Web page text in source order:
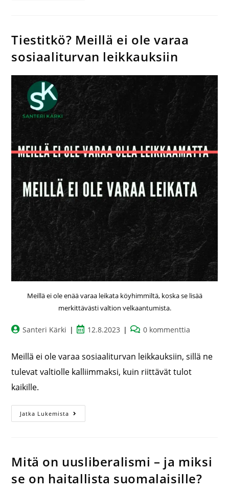
Tiestitkö? Meillä ei ole varaa
sosiaaliturvan leikkauksiin
Meillä ei ole enää varaa leikata köyhimmiltä, koska se lisää
merkittävästi valtion velkaantumista.
Santeri Kärki 12.8.2023 0 kommenttia
Meillä ei ole varaa sosiaaliturvan leikkauksiin, sillä ne
tulevat valtiolle kalliimmaksi, kuin riittävät tulot
kaikille.
Jatka Lukemista
Mitä on uusliberalismi – ja miksi
se on haitallista suomalaisille?